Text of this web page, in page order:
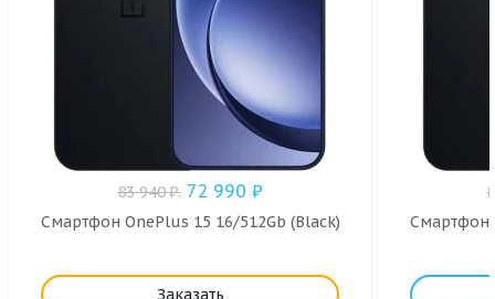
83 940₽. 72 990 ₽
Смартфон OnePlus 15 16/512Gb (Black)
Заказать
Смартфон